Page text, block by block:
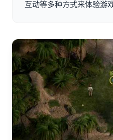
互动等多种方式来体验游戏